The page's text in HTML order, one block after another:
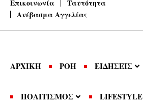
Επικοινωνία
Ταυτότητα
Ανέβασμα Αγγελίας
ΑΡΧΙΚΗ ΡΟΗ ΕΙΔΗΣΕΙΣ
ΠΟΛΙΤΙΣΜΟΣ LIFESTYLE